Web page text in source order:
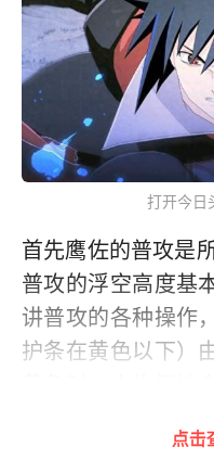
打开今日
首先鹰佐的普攻是
普攻的浮空高度基
讲普攻的各种操作
护条在黄色以下）
黄色时，人物倒地
也是常用的3a骗替
点击